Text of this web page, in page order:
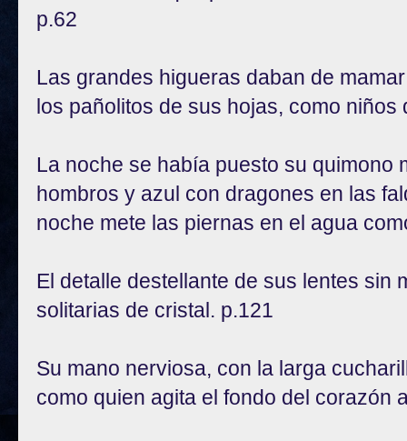
p.62
Las grandes higueras daban de
los pañolitos de sus hojas, como
La noche se había puesto su quimono
hombros y azul con dragones en las
noche mete las piernas en el agua
El detalle destellante de sus lentes sin
solitarias de cristal. p.121
Su mano nerviosa, con la larga
como quien agita el fondo del corazón